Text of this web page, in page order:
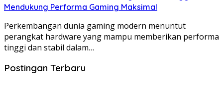
Mendukung Performa Gaming Maksimal
Perkembangan dunia gaming modern menuntut
perangkat hardware yang mampu memberikan performa
tinggi dan stabil dalam…
Postingan Terbaru